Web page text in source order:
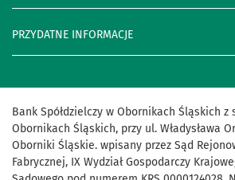
PRZYDATNE INFORMACJE
Bank Spółdzielczy w Obornikach Śląskich z
Obornikach Śląskich, przy ul. Władysława
Oborniki Śląskie. wpisany przez Sąd
Fabrycznej, IX Wydział Gospodarczy